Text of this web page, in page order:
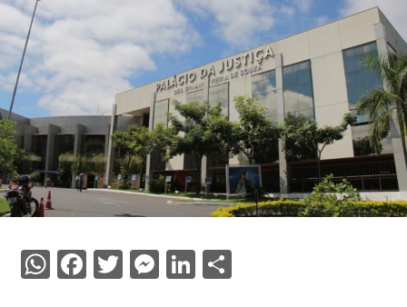
WhatsApp
Facebook
TwitterMessenger
LinkedIn